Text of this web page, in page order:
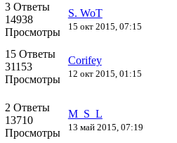
3 Ответы
14938
Просмотры
S. WoT
15 окт 2015, 07:15
15 Ответы
31153
Просмотры
Corifey
12 окт 2015, 01:15
2 Ответы
13710
Просмотры
M_S_L
13 май 2015, 07:19